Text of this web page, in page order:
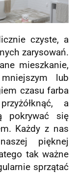
czyste, a
zarysowań.
mieszkanie,
lub
czasu farba
a
pokrywać się
Każdy z nas
pięknej
tak ważne
sprzątać